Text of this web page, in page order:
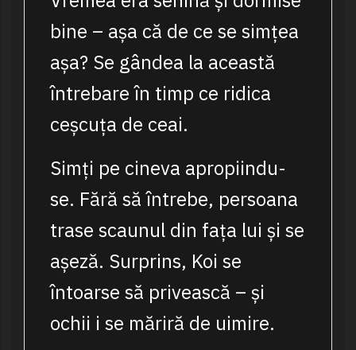
bine – așa că de ce se simțea
așa? Se gândea la această
întrebare în timp ce ridica
ceșcuța de ceai.
Simți pe cineva apropiindu-
se. Fără să întrebe, persoana
trase scaunul din fața lui și se
așeză. Surprins, Koi se
întoarse să privească – și
ochii i se măriră de uimire.